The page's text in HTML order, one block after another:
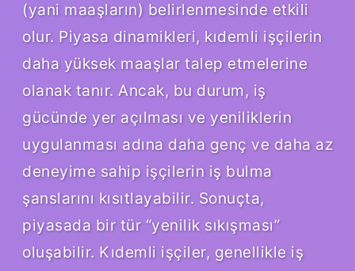
(yani maaşların) belirlenmesinde etkili
olur. Piyasa dinamikleri, kıdemli işçilerin
daha yüksek maaşlar talep etmelerine
olanak tanır. Ancak, bu durum, iş
gücünde yer açılması ve yeniliklerin
uygulanması adına daha genç ve daha az
deneyime sahip işçilerin iş bulma
şanslarını kısıtlayabilir. Sonuçta,
piyasada bir tür “yenilik sıkışması”
oluşabilir. Kıdemli işçiler, genellikle iş